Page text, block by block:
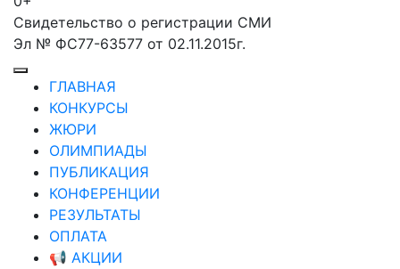
Свидетельство о регистрации СМИ
Эл № ФС77-63577 от 02.11.2015г.
ГЛАВНАЯ
КОНКУРСЫ
ЖЮРИ
ОЛИМПИАДЫ
ПУБЛИКАЦИЯ
КОНФЕРЕНЦИИ
РЕЗУЛЬТАТЫ
ОПЛАТА
📢 АКЦИИ